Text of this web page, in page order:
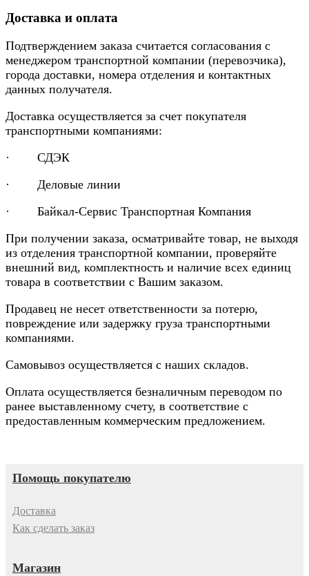
Доставка и оплата
Подтверждением заказа считается согласования с
менеджером транспортной компании (перевозчика),
города доставки, номера отделения и контактных
данных получателя.
Доставка осуществляется за счет покупателя
транспортными компаниями:
· СДЭК
· Деловые линии
· Байкал-Сервис Транспортная Компания
При получении заказа, осматривайте товар, не выходя
из отделения транспортной компании, проверяйте
внешний вид, комплектность и наличие всех единиц
товара в соответствии с Вашим заказом.
Продавец не несет ответственности за потерю,
повреждение или задержку груза транспортными
компаниями.
Самовывоз осуществляется с наших складов.
Оплата осуществляется безналичным переводом по
ранее выставленному счету, в соответствие с
предоставленным коммерческим предложением.
Помощь покупателю
Доставка
Как сделать заказ
Магазин